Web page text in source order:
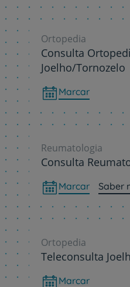
Ortopedia
Consulta
Joelho/Tornozelo
Marcar
Reumatologia
Consulta
Marcar Saber
Ortopedia
Teleconsulta
Marcar